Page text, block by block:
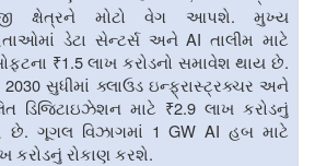
ક્ષેત્રને મોટો વેગ આપશે.મુખ્ય
ડેટા સેન્ટર્સ અનેAIતાલીમ માટે
₹1.5લાખ કરોડનો સમાવેશ થાય છે.
2030સુધીમાં ક્લાઉડ ઇન્ફ્રાસ્ટ્રક્ચર અને
ડિજિટાઇઝેશન માટે ₹2.9 લાખ કરોડનું
છે. ગૂગલ વિઝાગમાં 1 GW AIહબ માટે
કરોડનું રોકાણ કરશે.